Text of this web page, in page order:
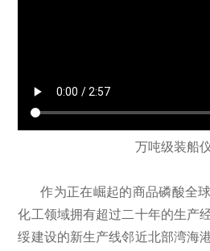
万吨级装船
作为正在崛起的商品磷酸全
化工领域拥有超过二十年的生产
绥建设的新生产线邻近北部湾海